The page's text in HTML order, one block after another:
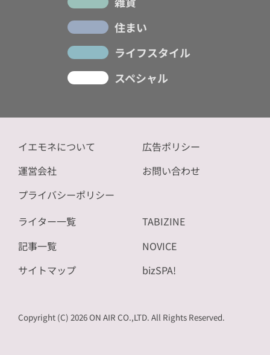
住まい
ライフスタイル
スペシャル
イエモネについて
運営会社
プライバシーポリシー
広告ポリシー
お問い合わせ
ライター一覧
記事一覧
サイトマップ
TABIZINE
NOVICE
bizSPA!
Copyright (C) 2026 ON AIR CO.,LTD. All Rights Reserved.